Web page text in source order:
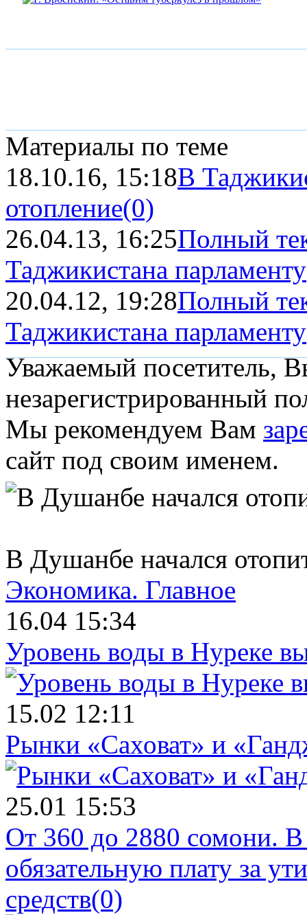
Материалы по теме
18.10.16, 15:18В
отопление(0)
26.04.13, 16:25Полный
Таджикистана парламенту
20.04.12, 19:28Полный
Таджикистана парламенту
Уважаемый посетитель,
незарегистрированный
Мы рекомендуем Вам
сайт под своим именем.
В Душанбе начался
Экономика. Главное
16.04 15:34
Уровень воды в Нуреке
15.02 12:11
Рынки «Саховат» и
25.01 15:53
От 360 до 2880 сомони. В
обязательную плату за
средств(0)